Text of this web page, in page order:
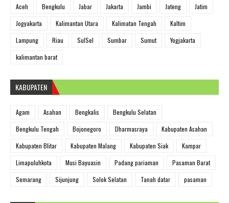
Aceh Bengkulu Jabar Jakarta Jambi Jateng
Jatim
Jogyakarta
Kalimantan Utara Kalimatan Tengah
Kaltim
Lampung
Riau SulSel Sumbar Sumut
Yogjakarta
kalimantan barat
KABUPATEN
Agam Asahan Bengkalis
Bengkulu Selatan
Bengkulu Tengah
Bojonegoro Dharmasraya
Kabupaten Asahan
Kabupaten Blitar
Kabupaten Malang Kabupaten Siak
Kampar
Limapuluhkota
Musi Bayuasin Padang pariaman
Pasaman Barat
Semarang
Sijunjung Solok Selatan Tanah datar pasaman